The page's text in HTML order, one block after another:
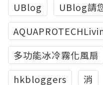
UBlog
UBlog請
多功能冰冷霧化風扇
hkbloggers
消